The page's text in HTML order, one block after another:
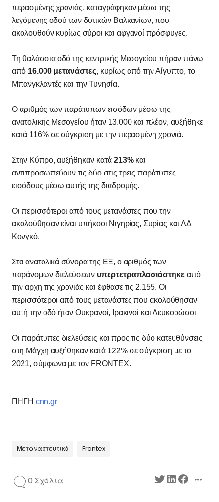
περασμένης χρονιάς, καταγράφηκαν μέσω της
λεγόμενης οδού των δυτικών Βαλκανίων, που
ακολουθούν κυρίως σύροι και αφγανοί πρόσφυγες.
Τη θαλάσσια οδό της κεντρικής Μεσογείου πήραν πάνω
από 16.000 μετανάστες, κυρίως από την Αίγυπτο, το
Μπανγκλαντές και την Τυνησία.
Ο αριθμός των παράτυπων εισόδων μέσω της
ανατολικής Μεσογείου ήταν 13.000 και πλέον, αυξήθηκε
κατά 116% σε σύγκριση με την περασμένη χρονιά.
Στην Κύπρο, αυξήθηκαν κατά213%και
αντιπροσωπεύουν τις δύο στις τρεις παράτυπες
εισόδους μέσω αυτής της διαδρομής.
Οι περισσότεροι από τους μετανάστες που την
ακολούθησαν είναι υπήκοοι Νιγηρίας, Συρίας και ΛΔ
Κονγκό.
Στα ανατολικά σύνορα της ΕΕ, ο αριθμός των
παράνομων διελεύσεων υπερτετραπλασιάστηκε από
την αρχή της χρονιάς και έφθασε τις 2.155. Οι
περισσότεροι από τους μετανάστες που ακολούθησαν
αυτή την οδό ήταν Ουκρανοί, Ιρακινοί και Λευκορώσοι.
Οι παράτυπες διελεύσεις και προς τις δύο κατευθύνσεις
στη Μάγχη αυξήθηκαν κατά 122% σε σύγκριση με το
2021, σύμφωνα με τον FRONTEX.
ΠΗΓΗ cnn.gr
Μεταναστευτικό Frontex
0 Σχόλια